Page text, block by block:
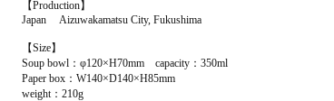
【Production】
Japan Aizuwakamatsu City, Fukushima
【Size】
Soup bowl：φ120×H70mm capacity：350ml
Paper box：W140×D140×H85mm
weight：210g